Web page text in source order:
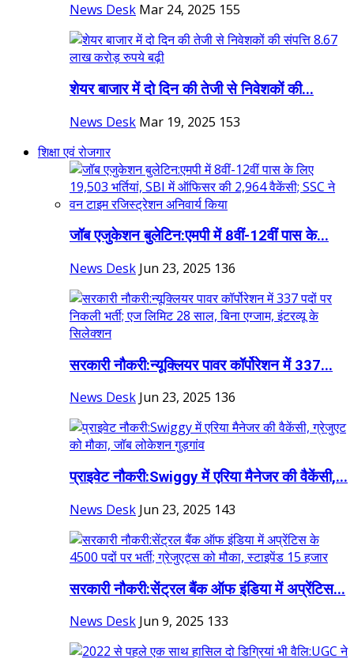
News Desk Mar 24, 2025 155
शेयर बाजार में दो दिन की तेजी से निवेशकों की...
News Desk Mar 19, 2025 153
शिक्षा एवं रोजगार
जॉब एजुकेशन बुलेटिन:एमपी में 8वीं-12वीं पास के...
News Desk Jun 23, 2025 136
सरकारी नौकरी:न्यूक्लियर पावर कॉर्पोरेशन में 337...
News Desk Jun 23, 2025 136
प्राइवेट नौकरी:Swiggy में एरिया मैनेजर की वैकेंसी,...
News Desk Jun 23, 2025 143
सरकारी नौकरी:सेंट्रल बैंक ऑफ इंडिया में अप्रेंटिस...
News Desk Jun 9, 2025 133